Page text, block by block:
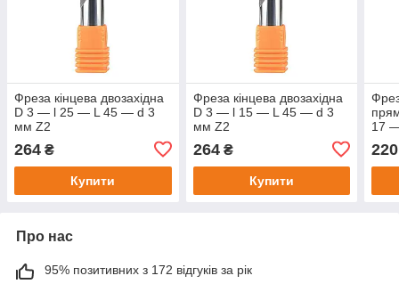
Фреза кінцева двозахідна
D 3 — l 25 — L 45 — d 3
мм Z2
264 ₴
Купити
Фреза кінцева двозахідна
D 3 — l 15 — L 45 — d 3
мм Z2
264₴
Купити
17
220
Про нас
95% позитивних з 172 відгуків за рік